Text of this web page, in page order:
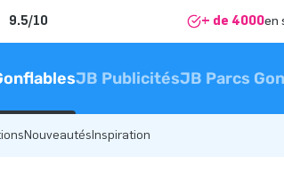
9.5/10 + de 4000en
JB PublicitésJB Parcs
NouveautésInspiration